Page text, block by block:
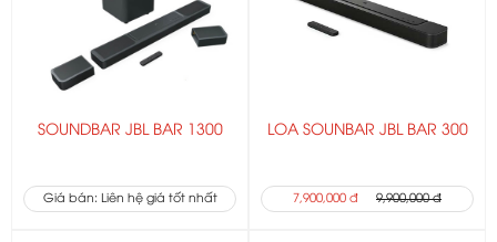
SOUNDBAR JBL BAR 1300
Giá bán: Liên hệ giá tốt nhất
LOA SOUNBAR JBL BAR 300
7,900,000 đ 9,900,000 đ